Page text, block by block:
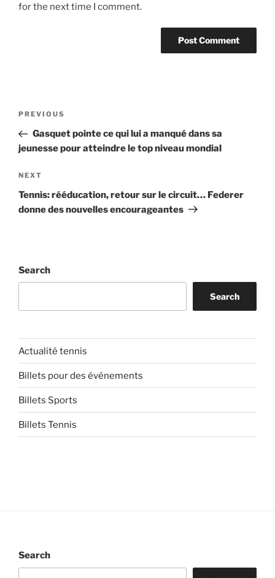
for the next time I comment.
Previous
Post
PREVIOUS
Gasquet pointe ce qui lui a manqué dans sa
jeunesse pour atteindre le top niveau mondial
Next
Post
NEXT
Tennis: rééducation, retour sur le circuit… Federer
donne des nouvelles encourageantes
Search
Search
Actualité tennis
Billets pour des événements
Billets Sports
Billets Tennis
Search